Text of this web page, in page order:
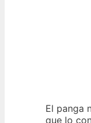
El panga
que lo